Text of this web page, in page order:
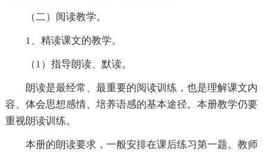
（二）阅读教学。
1、精读课文的教学。
（1）指导朗读、默读。
朗读是最经常、最重要的阅读训练，也是理解课文内
容、体会思想感情、培养语感的基本途径。本册教学仍要
重视朗读训练。
本册的朗读要求，一般安排在课后练习第一题。教师